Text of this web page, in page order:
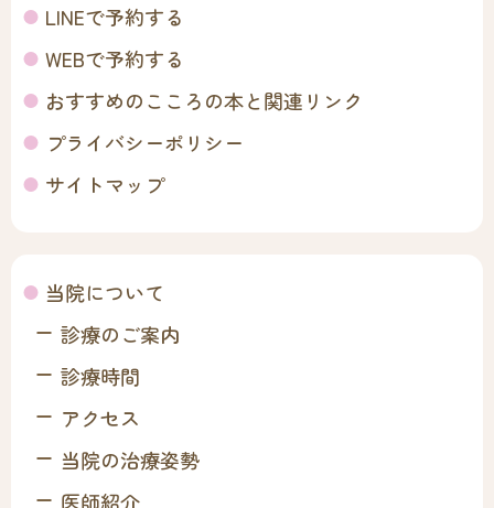
LINEで予約する
WEBで予約する
おすすめのこころの本と関連リンク
プライバシーポリシー
サイトマップ
当院について
診療のご案内
診療時間
アクセス
当院の治療姿勢
医師紹介